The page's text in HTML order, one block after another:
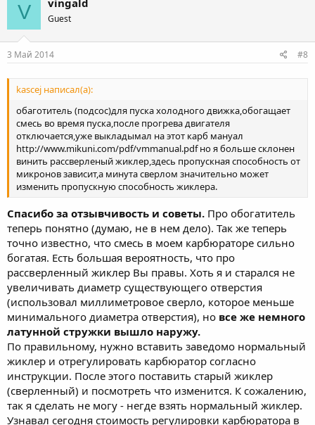
V Guest
3 Май 2014 #8
kascej написал(а):
обаготитель (подсос)для пуска холодного движка,обогащает
смесь во время пуска,после прогрева двигателя
отключается,уже выкладымал на этот карб мануал
http://www.mikuni.com/pdf/vmmanual.pdf но я больше склонен
винить рассверленый жиклер,здесь пропускная способность от
микронов зависит,а минута сверлом значительно может
изменить пропускную способность жиклера.
Спасибо за отзывчивость и советы. Про обогатитель
теперь понятно (думаю, не в нем дело). Так же теперь
точно известно, что смесь в моем карбюраторе сильно
богатая. Есть большая вероятность, что про
рассверленный жиклер Вы правы. Хоть я и старался не
увеличивать диаметр существующего отверстия
(использовал миллиметровое сверло, которое меньше
минимального диаметра отверстия), но все же немного
латунной стружки вышло наружу.
По правильному, нужно вставить заведомо нормальный
жиклер и отрегулировать карбюратор согласно
инструкции. После этого поставить старый жиклер
(сверленный) и посмотреть что изменится. К сожалению,
так я сделать не могу - негде взять нормальный жиклер.
Узнавал сегодня стоимость регулировки карбюратора в